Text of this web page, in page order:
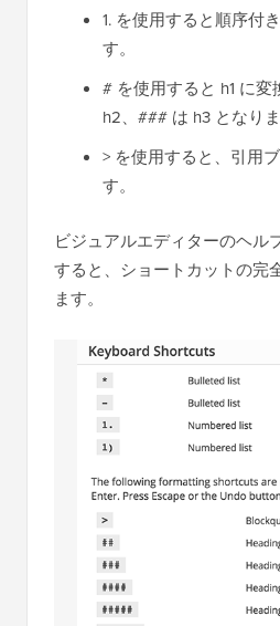
1. を使用すると順序付
す。
# を使用すると h1 に
h2、### は h3 となりま
> を使用すると、引用
す。
ビジュアルエディターのヘル
すると、ショートカットの完
ます。